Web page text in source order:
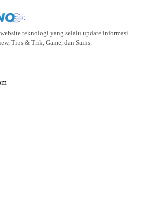
teknologi yang selalu update informasi
Tips & Trik, Game, dan Sains.